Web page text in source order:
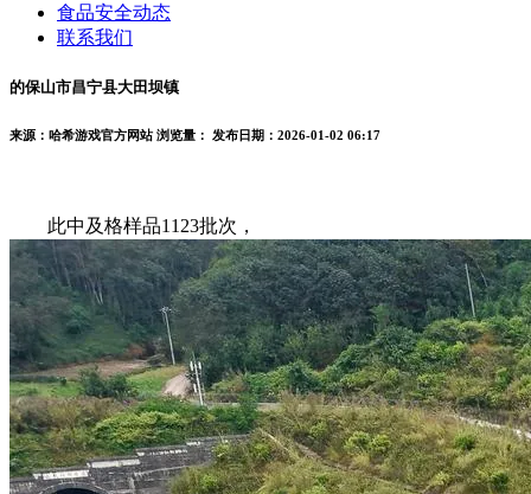
食品安全动态
联系我们
的保山市昌宁县大田坝镇
来源：哈希游戏官方网站 浏览量： 发布日期：2026-01-02 06:17
此中及格样品1123批次，